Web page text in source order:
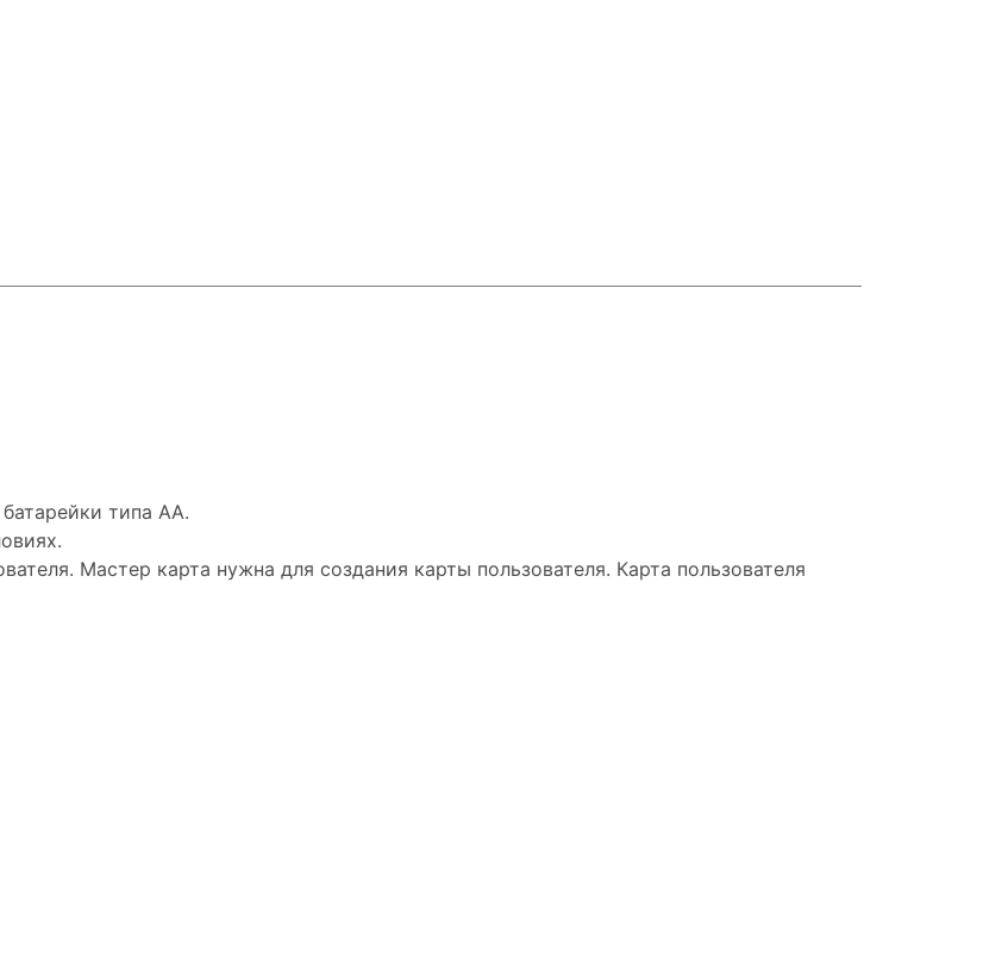
типа АА.
Мастер карта нужна для создания карты пользователя. Карта пользователя